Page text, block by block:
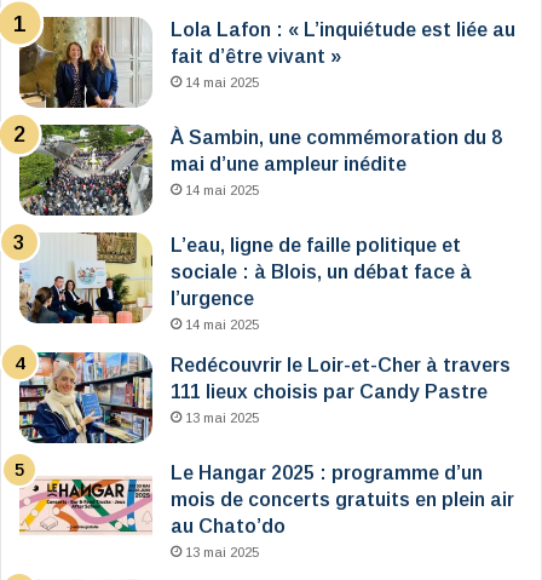
Lola Lafon : « L’inquiétude est liée au
fait d’être vivant »
14 mai 2025
À Sambin, une commémoration du 8
mai d’une ampleur inédite
14 mai 2025
L’eau, ligne de faille politique et
sociale : à Blois, un débat face à
l’urgence
14 mai 2025
Redécouvrir le Loir-et-Cher à travers
111 lieux choisis par Candy Pastre
13 mai 2025
Le Hangar 2025 : programme d’un
mois de concerts gratuits en plein air
au Chato’do
13 mai 2025